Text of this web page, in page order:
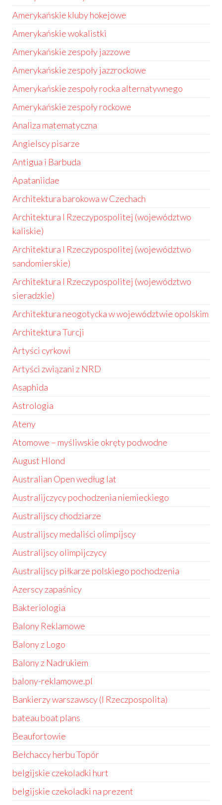
Amerykańskie kluby hokejowe
Amerykańskie wokalistki
Amerykańskie zespoły jazzowe
Amerykańskie zespoły jazzrockowe
Amerykańskie zespoły rocka alternatywnego
Amerykańskie zespoły rockowe
Analiza matematyczna
Angielscy pisarze
Antigua i Barbuda
Apataniidae
Architektura barokowa w Czechach
Architektura I Rzeczypospolitej (województwo
kaliskie)
Architektura I Rzeczypospolitej (województwo
sandomierskie)
Architektura I Rzeczypospolitej (województwo
sieradzkie)
Architektura neogotycka w województwie opolskim
Architektura Turcji
Artyści cyrkowi
Artyści związani z NRD
Asaphida
Astrologia
Ateny
Atomowe – myśliwskie okręty podwodne
August Hlond
Australian Open według lat
Australijczycy pochodzenia niemieckiego
Australijscy chodziarze
Australijscy medaliści olimpijscy
Australijscy olimpijczycy
Australijscy piłkarze polskiego pochodzenia
Azerscy zapaśnicy
Bakteriologia
Balony Reklamowe
Balony z Logo
Balony z Nadrukiem
balony-reklamowe.pl
Bankierzy warszawscy (I Rzeczpospolita)
bateau boat plans
Beaufortowie
Bełchaccy herbu Topór
belgijskie czekoladki hurt
belgijskie czekoladki na prezent